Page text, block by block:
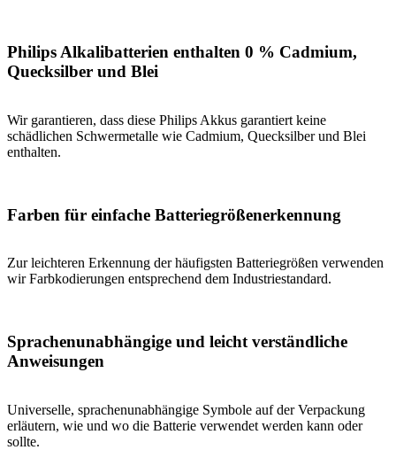
Philips Alkalibatterien enthalten 0 % Cadmium,
Quecksilber und Blei
Wir garantieren, dass diese Philips Akkus garantiert keine
schädlichen Schwermetalle wie Cadmium, Quecksilber und Blei
enthalten.
Farben für einfache Batteriegrößenerkennung
Zur leichteren Erkennung der häufigsten Batteriegrößen verwenden
wir Farbkodierungen entsprechend dem Industriestandard.
Sprachenunabhängige und leicht verständliche
Anweisungen
Universelle, sprachenunabhängige Symbole auf der Verpackung
erläutern, wie und wo die Batterie verwendet werden kann oder
sollte.